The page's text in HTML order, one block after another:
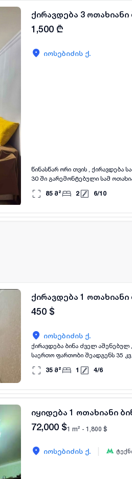
ქირავდება 3
1,500 ₾
იოსებიძის ქ.
წინასწარ ორი თვის , ქირავდება
30 ში გარემონტებული სამ
სამზარეულო, ბინაში არის ახალი
85 მ² 2 6/10
ქირავდება 1
450 $
იოსებიძის ქ.
ქირავდება ბინა ძველ
საერთო ფართობი შეადგენს 35
უზრუნველყოფს დამატებით
მყუდრო და კომფორტულ
35 მ² 1 4/6
იყიდება 1 ოთახიანი
72,000 $1 m² - 1,800 $
იოსებიძის ქ.